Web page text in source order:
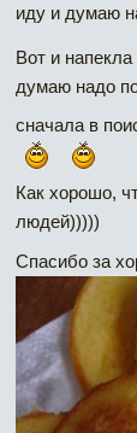
иду и думаю
Вот и
думаю надо
сначала в
Как хорошо,
людей)))))
Спасибо за